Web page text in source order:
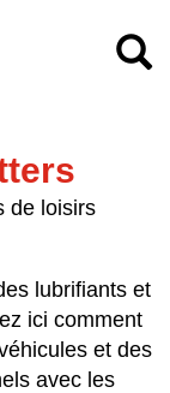
de loisirs
lubrifiants et
ici comment
et des
avec les